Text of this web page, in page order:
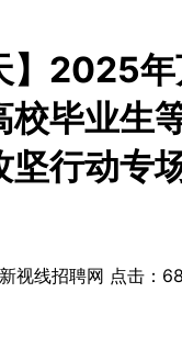
】2025
校毕业生
坚行动专
视线招聘网 点击： 68